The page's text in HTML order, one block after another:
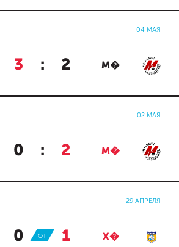
04 МАЯ
3 : 2 М�
02 МАЯ
0 : 2 М�
29 АПРЕЛЯ
0 : 1 Х�
ОТ